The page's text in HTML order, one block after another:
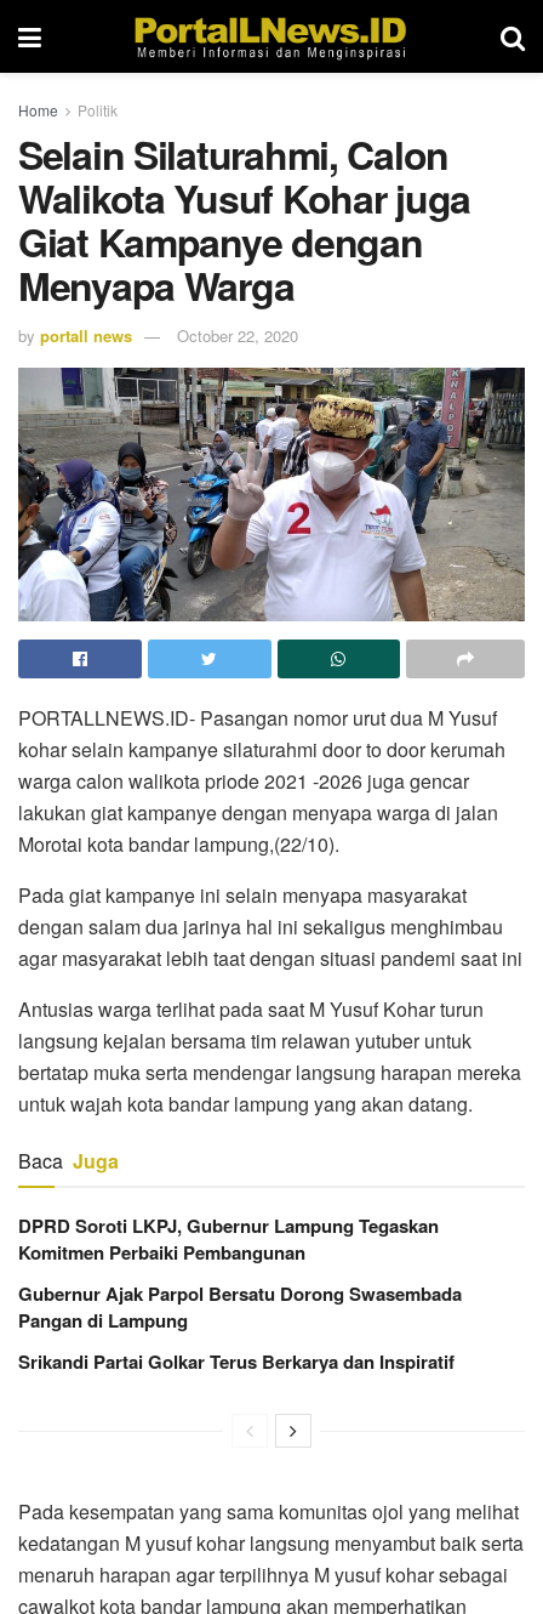
Home Politik
Selain Silaturahmi, Calon
Walikota Yusuf Kohar juga
Giat Kampanye dengan
Menyapa Warga
by portall news October 22, 2020
PORTALLNEWS.ID- Pasangan nomor urut dua M Yusuf
kohar selain kampanye silaturahmi door to door kerumah
warga calon walikota priode 2021 -2026 juga gencar
lakukan giat kampanye dengan menyapa warga di jalan
Morotai kota bandar lampung,(22/10).
Pada giat kampanye ini selain menyapa masyarakat
dengan salam dua jarinya hal ini sekaligus menghimbau
agar masyarakat lebih taat dengan situasi pandemi saat ini
Antusias warga terlihat pada saat M Yusuf Kohar turun
langsung kejalan bersama tim relawan yutuber untuk
bertatap muka serta mendengar langsung harapan mereka
untuk wajah kota bandar lampung yang akan datang.
Baca Juga
DPRD Soroti LKPJ, Gubernur Lampung Tegaskan
Komitmen Perbaiki Pembangunan
Gubernur Ajak Parpol Bersatu Dorong Swasembada
Pangan di Lampung
Srikandi Partai Golkar Terus Berkarya dan Inspiratif
Pada kesempatan yang sama komunitas ojol yang melihat
kedatangan M yusuf kohar langsung menyambut baik serta
menaruh harapan agar terpilihnya M yusuf kohar sebagai
cawalkot kota bandar lampung akan memperhatikan